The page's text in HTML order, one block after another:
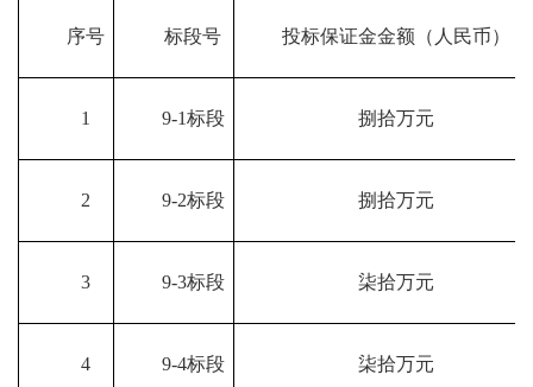
序号 标段号 投标保证金金额（人民币）
1 9-1标段 捌拾万元
2 9-2标段 捌拾万元
3 9-3标段 柒拾万元
4 9-4标段 柒拾万元